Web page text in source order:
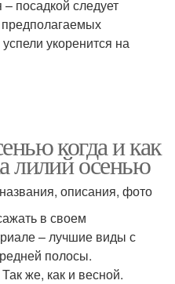
посадкой следует
укоренится на
когда и как
лилий осенью
описания, фото
в своем
– лучшие виды с
полосы.
же, как и весной.